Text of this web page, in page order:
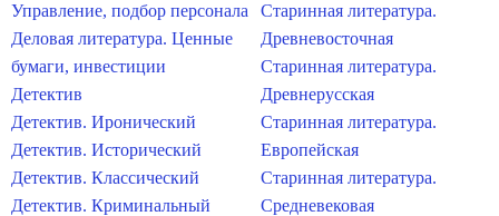
Управление, подбор персонала
Деловая литература. Ценные
бумаги, инвестиции
Детектив
Детектив. Иронический
Детектив. Исторический
Детектив. Классический
Детектив. Криминальный
Старинная литература.
Древневосточная
Старинная литература.
Древнерусская
Старинная литература.
Европейская
Старинная литература.
Средневековая